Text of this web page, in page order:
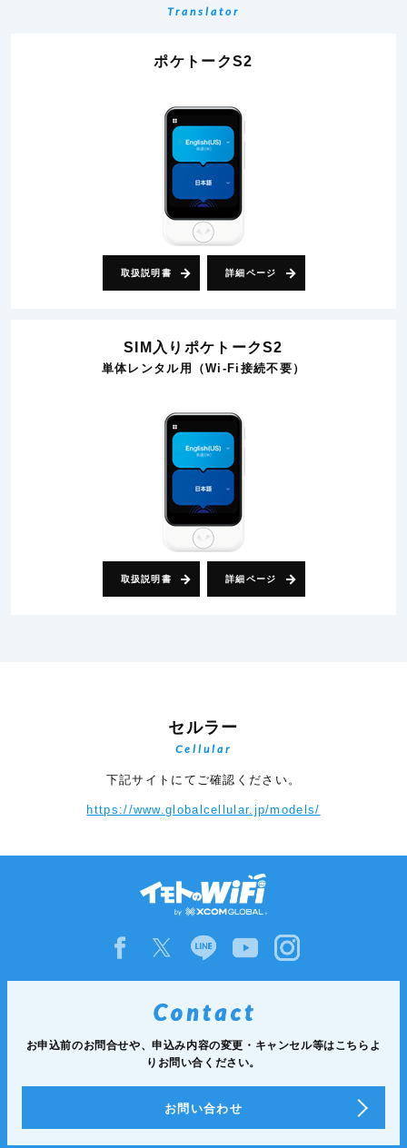
Translator
ポケトークS2
取扱説明書 詳細ページ
SIM入りポケトークS2
単体レンタル用（Wi-Fi接続不要）
取扱説明書 詳細ページ
セルラー
Cellular
下記サイトにてご確認ください。
https://www.globalcellular.jp/models/
お申込前のお問合せや、申込み内容の変更・キャンセル等はこちらよ
りお問い合ください。
お問い合わせ